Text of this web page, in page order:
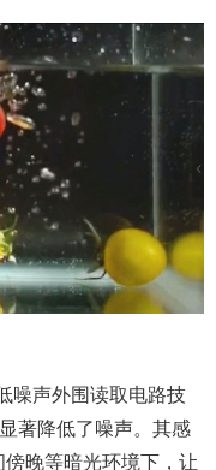
噪声外围读取电路技
著降低了噪声。其感
晚等暗光环境下，让